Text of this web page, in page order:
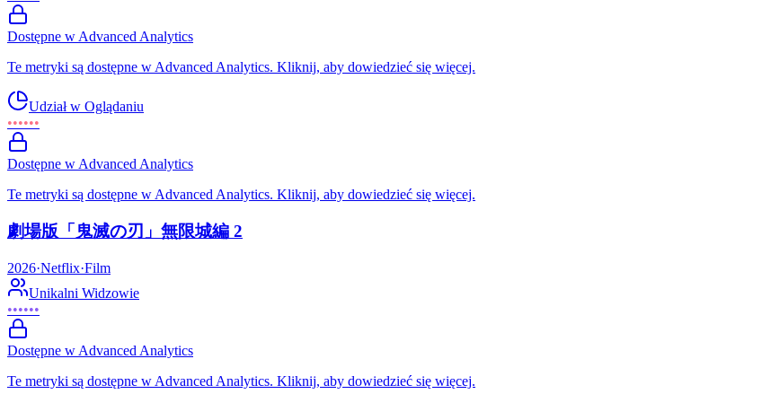
Dostępne w Advanced Analytics
Te metryki są dostępne w Advanced Analytics. Kliknij, aby dowiedzieć się więcej.
Udział w Oglądaniu
••••••
Dostępne w Advanced Analytics
Te metryki są dostępne w Advanced Analytics. Kliknij, aby dowiedzieć się więcej.
劇場版「鬼滅の刃」無限城編 2
2026·Netflix·Film
Unikalni Widzowie
••••••
Dostępne w Advanced Analytics
Te metryki są dostępne w Advanced Analytics. Kliknij, aby dowiedzieć się więcej.